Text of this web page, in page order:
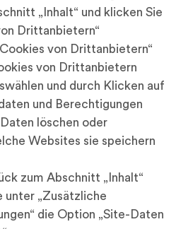
„Inhalt“ und klicken Sie
Drittanbietern“
von Drittanbietern“
von Drittanbietern
und durch Klicken auf
und Berechtigungen
löschen oder
Websites sie speichern
zum Abschnitt „Inhalt“
unter „Zusätzliche
die Option „Site-Daten